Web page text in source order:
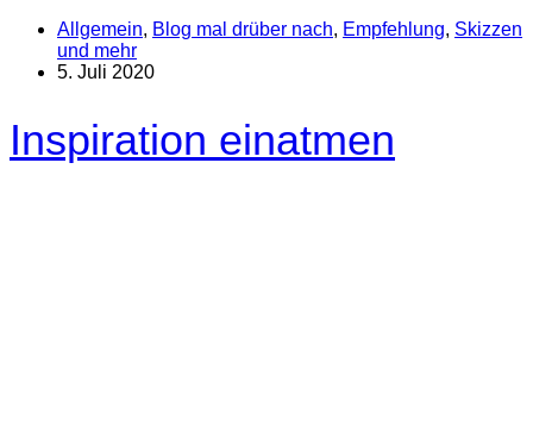
Allgemein, Blog mal drüber nach, Empfehlung, Skizzen
und mehr
5. Juli 2020
Inspiration einatmen